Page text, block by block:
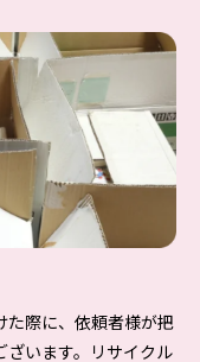
た際に、依頼者様が把
います。リサイクル